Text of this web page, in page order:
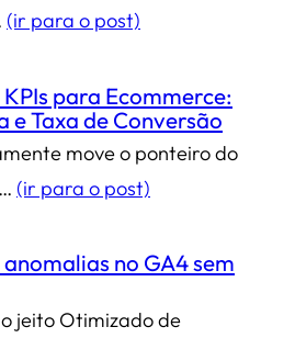
(ir para o post)
para Ecommerce:
e Taxa de Conversão
move o ponteiro do
(ir para o post)
no GA4 sem
jeito Otimizado de